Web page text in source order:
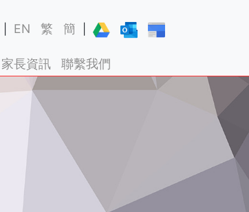
EN 繁 簡
家長資訊 聯繫我們